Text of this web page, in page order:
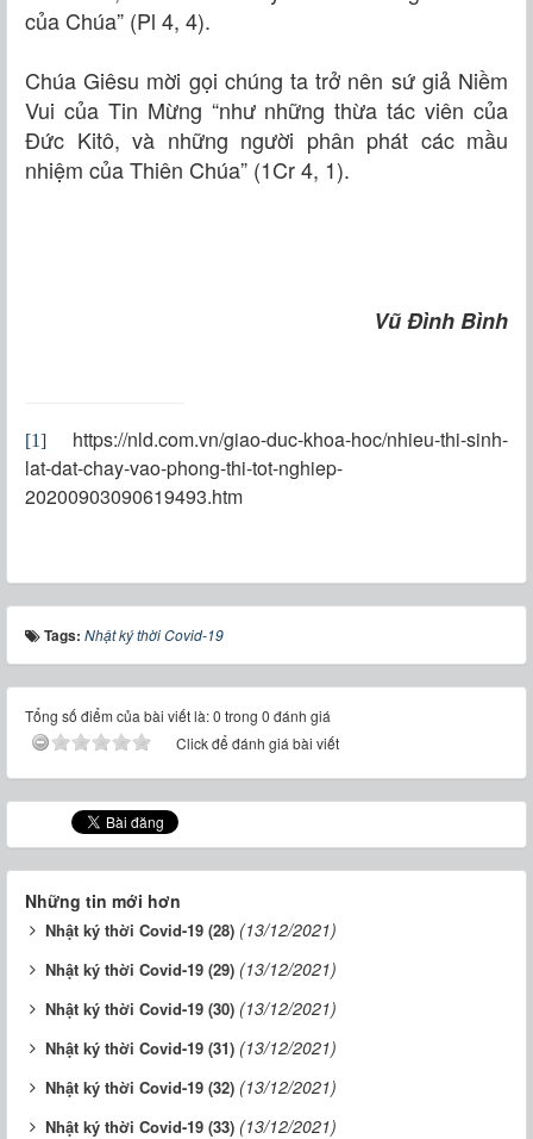
của Chúa” (Pl 4, 4).
Chúa Giêsu mời gọi chúng ta trở nên sứ giả Niềm
Vui của Tin Mừng “như những thừa tác viên của
Ðức Kitô, và những người phân phát các mầu
nhiệm của Thiên Chúa” (1Cr 4, 1).
Vũ Đình Bình
[1]
https://nld.com.vn/giao-duc-khoa-hoc/nhieu-thi-sinh-
lat-dat-chay-vao-phong-thi-tot-nghiep-
20200903090619493.htm
Tags: Nhật ký thời Covid-19
Tổng số điểm của bài viết là: 0 trong 0 đánh giá
Click để đánh giá bài viết
Những tin mới hơn
Nhật ký thời Covid-19 (28) (13/12/2021)
Nhật ký thời Covid-19 (29) (13/12/2021)
Nhật ký thời Covid-19 (30) (13/12/2021)
Nhật ký thời Covid-19 (31) (13/12/2021)
Nhật ký thời Covid-19 (32) (13/12/2021)
Nhật ký thời Covid-19 (33) (13/12/2021)